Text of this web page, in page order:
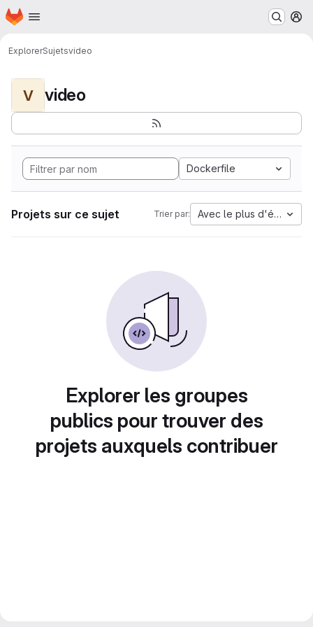
Passer au contenu principal
Page d'accueil
ExplorerSujetsvideo
V video
Dockerfile
Projets sur ce sujet Trier par: Avec le plus d'étoiles
Explorer les groupes
publics pour trouver des
projets auxquels contribuer